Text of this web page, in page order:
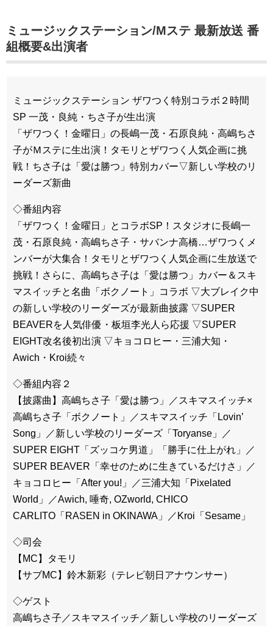
ミュージックステーション/Mステ 最新放送 番
組概要&出演者
ミュージックステーション ザワつく特別コラボ２時間
SP 一茂・良純・ちさ子が生出演
「ザワつく！金曜日」の長嶋一茂・石原良純・高嶋ちさ
子がＭステに生出演！タモリとザワつく人気企画に挑
戦！ちさ子は「愛は勝つ」特別カバー▽新しい学校のリ
ーダーズ新曲
◇番組内容
「ザワつく！金曜日」とコラボSP！スタジオに長嶋一
茂・石原良純・高嶋ちさ子・サバンナ高橋…ザワつくメ
ンバーが大集合！タモリとザワつく人気企画に生放送で
挑戦！さらに、高嶋ちさ子は「愛は勝つ」カバー＆スキ
マスイッチと名曲「ボクノート」コラボ ▽大ブレイク中
の新しい学校のリーダーズが最新曲披露 ▽SUPER
BEAVERを人気俳優・板垣李光人ら応援 ▽SUPER
EIGHT改名後初出演 ▽キョコロヒー・三浦大知・
Awich・Kroi続々
◇番組内容２
【披露曲】高嶋ちさ子「愛は勝つ」／スキマスイッチ×
高嶋ちさ子「ボクノート」／スキマスイッチ「Lovin’
Song」／新しい学校のリーダーズ「Toryanse」／
SUPER EIGHT「ズッコケ男道」「勝手に仕上がれ」／
SUPER BEAVER「幸せのために生きているだけさ」／
キョコロヒー「After you!」／三浦大知「Pixelated
World」／Awich, 唾奇, OZworld, CHICO
CARLITO「RASEN in OKINAWA」／Kroi「Sesame」
◇司会
【MC】タモリ
【サブMC】鈴木新彩（テレビ朝日アナウンサー）
◇ゲスト
高嶋ちさ子／スキマスイッチ／新しい学校のリーダーズ